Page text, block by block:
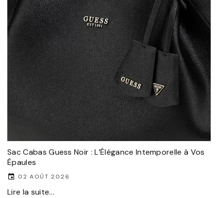
Sac Cabas Guess Noir : L’Élégance Intemporelle à Vos
Épaules
02 AOÛT 2026
Lire la suite...